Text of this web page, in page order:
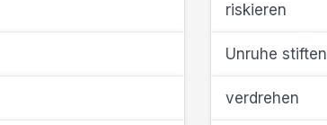
riskieren
Unruhe stiften
verdrehen